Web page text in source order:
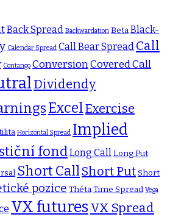
Back Spread Backwardation BetaBlack-
Calendar Spread Call Bear Spread Call
Contango ConversionCovered Call
Dividendy
ExcelExercise
Horizontal Spread Implied
fondLong Call Long Put
Short Call Short PutShort
pozice ThétaTime Spread Vega
VX futuresVX Spread